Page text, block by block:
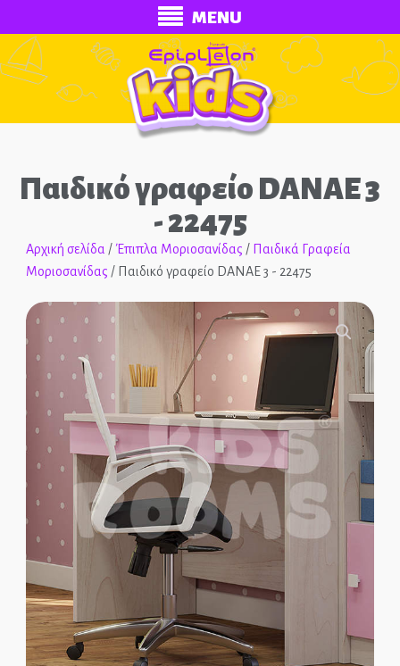
MENU
ECONOMY
Ολοκληρωμένα Δωμάτια
Παιδικά Κρεβάτια
Παιδικές Κουκέτες
Παιδικοί Καναπέδες
Παιδικές Βιβλιοθήκες
Παιδικές Ντουλάπες
Παιδικά Γραφεία
ΜΑΣΙΦ ΞΥΛΟ
MDF ΚΑΠΛΑΜΑΣ
Ολοκληρωμένα Δωμάτια
Παιδικό γραφείο DANAE 3
- 22475
Αρχική σελίδα /Έπιπλα Μοριοσανίδας / Παιδικά Γραφεία
Μοριοσανίδας / Παιδικό γραφείο DANAE 3 - 22475
🔍